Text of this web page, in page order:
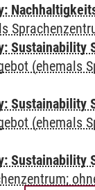
Sustainability
(ehemals
Sustainability
(ehemals
Sustainability